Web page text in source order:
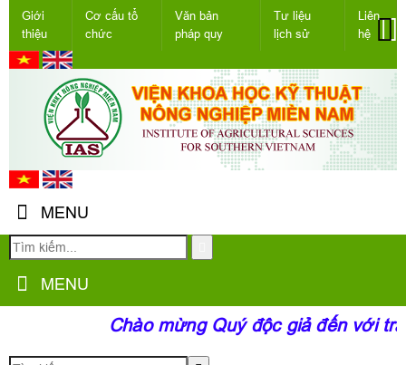
Giới
thiệu
Cơ cấu tổ
chức
Văn bản
pháp quy
Tư liệu
lịch sử
Liên
hệ
MENU
MENU
Chào mừng Quý độc giả đến với